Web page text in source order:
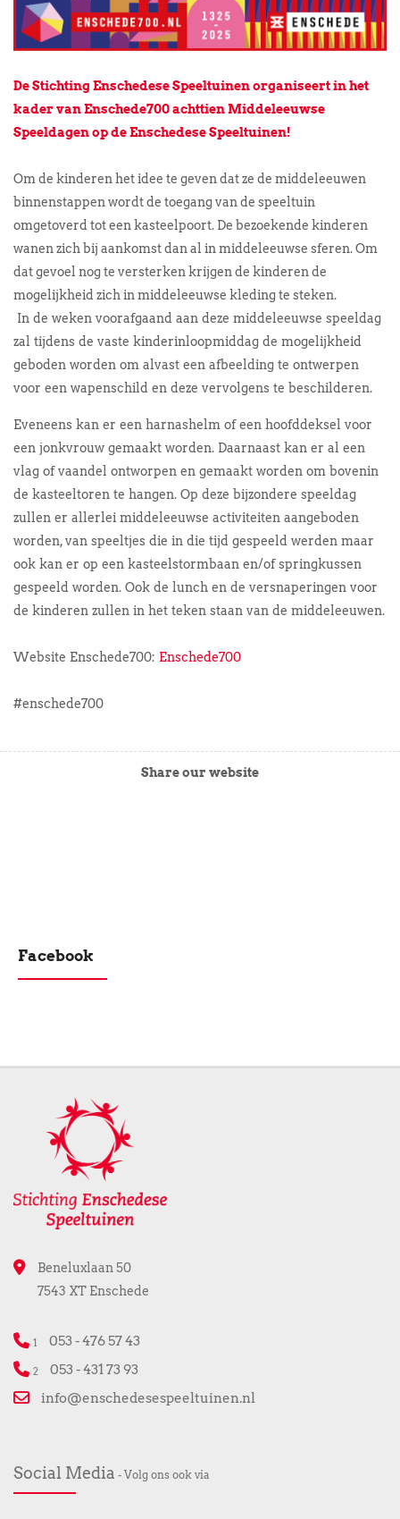
De Stichting Enschedese Speeltuinen organiseert in het
kader van Enschede700 achttien Middeleeuwse
Speeldagen op de Enschedese Speeltuinen!
Om de kinderen het idee te geven dat ze de middeleeuwen
binnenstappen wordt de toegang van de speeltuin
omgetoverd tot een kasteelpoort. De bezoekende kinderen
wanen zich bij aankomst dan al in middeleeuwse sferen. Om
dat gevoel nog te versterken krijgen de kinderen de
mogelijkheid zich in middeleeuwse kleding te steken.
In de weken voorafgaand aan deze middeleeuwse speeldag
zal tijdens de vaste kinderinloopmiddag de mogelijkheid
geboden worden om alvast een afbeelding te ontwerpen
voor een wapenschild en deze vervolgens te beschilderen.
Eveneens kan er een harnashelm of een hoofddeksel voor
een jonkvrouw gemaakt worden. Daarnaast kan er al een
vlag of vaandel ontworpen en gemaakt worden om bovenin
de kasteeltoren te hangen. Op deze bijzondere speeldag
zullen er allerlei middeleeuwse activiteiten aangeboden
worden, van speeltjes die in die tijd gespeeld werden maar
ook kan er op een kasteelstormbaan en/of springkussen
gespeeld worden. Ook de lunch en de versnaperingen voor
de kinderen zullen in het teken staan van de middeleeuwen.
Website Enschede700: Enschede700
#enschede700
Share our website
Facebook
Beneluxlaan 50
7543 XT Enschede
1 053 - 476 57 43
2
053 - 431 73 93
info@enschedesespeeltuinen.nl
Social Media - Volg ons ook via